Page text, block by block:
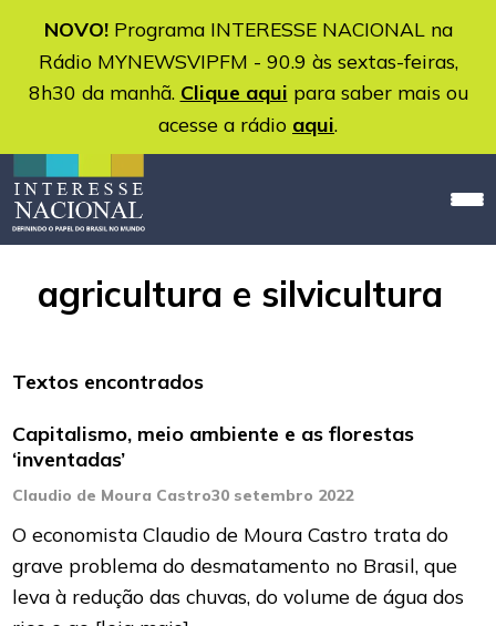
NOVO!Programa INTERESSE NACIONAL na
Rádio MYNEWSVIPFM - 90.9 às sextas-feiras,
8h30 da manhã. Clique aqui para saber mais ou
acesse a rádio aqui.
agricultura e silvicultura
Textos encontrados
Capitalismo, meio ambiente e as florestas
‘inventadas’
Claudio de Moura Castro30 setembro 2022
O economista Claudio de Moura Castro trata do
grave problema do desmatamento no Brasil, que
leva à redução das chuvas, do volume de água dos